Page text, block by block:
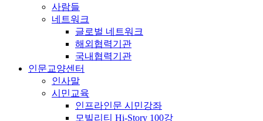
사람들
네트워크
글로벌 네트워크
해외협력기관
국내협력기관
인문교양센터
인사말
시민교육
인프라인문 시민강좌
모빌리티 Hi-Story 100강